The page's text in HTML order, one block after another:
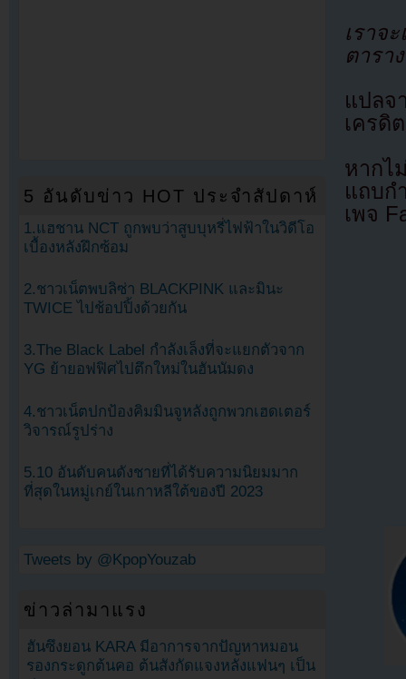
เราจ
ตารา
แปล
เครดิ
หากไ
แถบก
เพจ
5 อันดับข่าว HOT ประจำสัปดาห์
1.แฮชาน NCT ถูกพบว่าสูบบุหรี่ไฟฟ้าในวิดีโอ
เบื้องหลังฝึกซ้อม
2.ชาวเน็ตพบลิซ่า BLACKPINK และมินะ
TWICE ไปช้อปปิ้งด้วยกัน
3.The Black Label กำลังเล็งที่จะแยกตัวจาก
YG ย้ายอฟฟิศไปตึกใหม่ในฮันนัมดง
4.ชาวเน็ตปกป้องคิมมินจูหลังถูกพวกเฮดเตอร์
วิจารณ์รูปร่าง
5.10 อันดับคนดังชายที่ได้รับความนิยมมาก
ที่สุดในหมู่เกย์ในเกาหลีใต้ของปี 2023
Tweets by @KpopYouzab
ข่าวล่ามาแรง
ฮันซึงยอน KARA มีอาการจากปัญหาหมอน
รองกระดูกต้นคอ ต้นสังกัดแจงหลังแฟนๆ เป็น